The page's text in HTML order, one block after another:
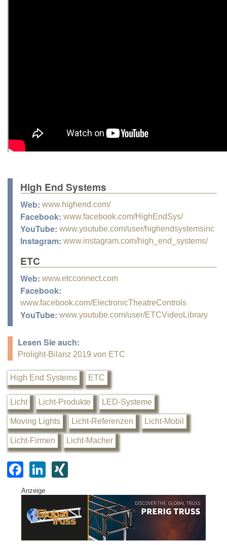
High End Systems
Web: www.highend.com/
Facebook: www.facebook.com/HighEndSys/
YouTube: www.youtube.com/user/highendsystemsinc
Instagram: www.instagram.com/high_end_systems/
ETC
Web: www.etcconnect.com
Facebook:
www.facebook.com/ElectronicTheatreControls
YouTube: www.youtube.com/user/ETCVideoLibrary
Lesen Sie auch:
Prolight-Bilanz 2019 von ETC
High End Systems ETC
Licht Licht-Produkte LED-Systeme
Moving Lights Licht-Referenzen Licht-Mobil
Licht-Firmen Licht-Macher
F
a
c
e
Li
k
e
G
Anzeige